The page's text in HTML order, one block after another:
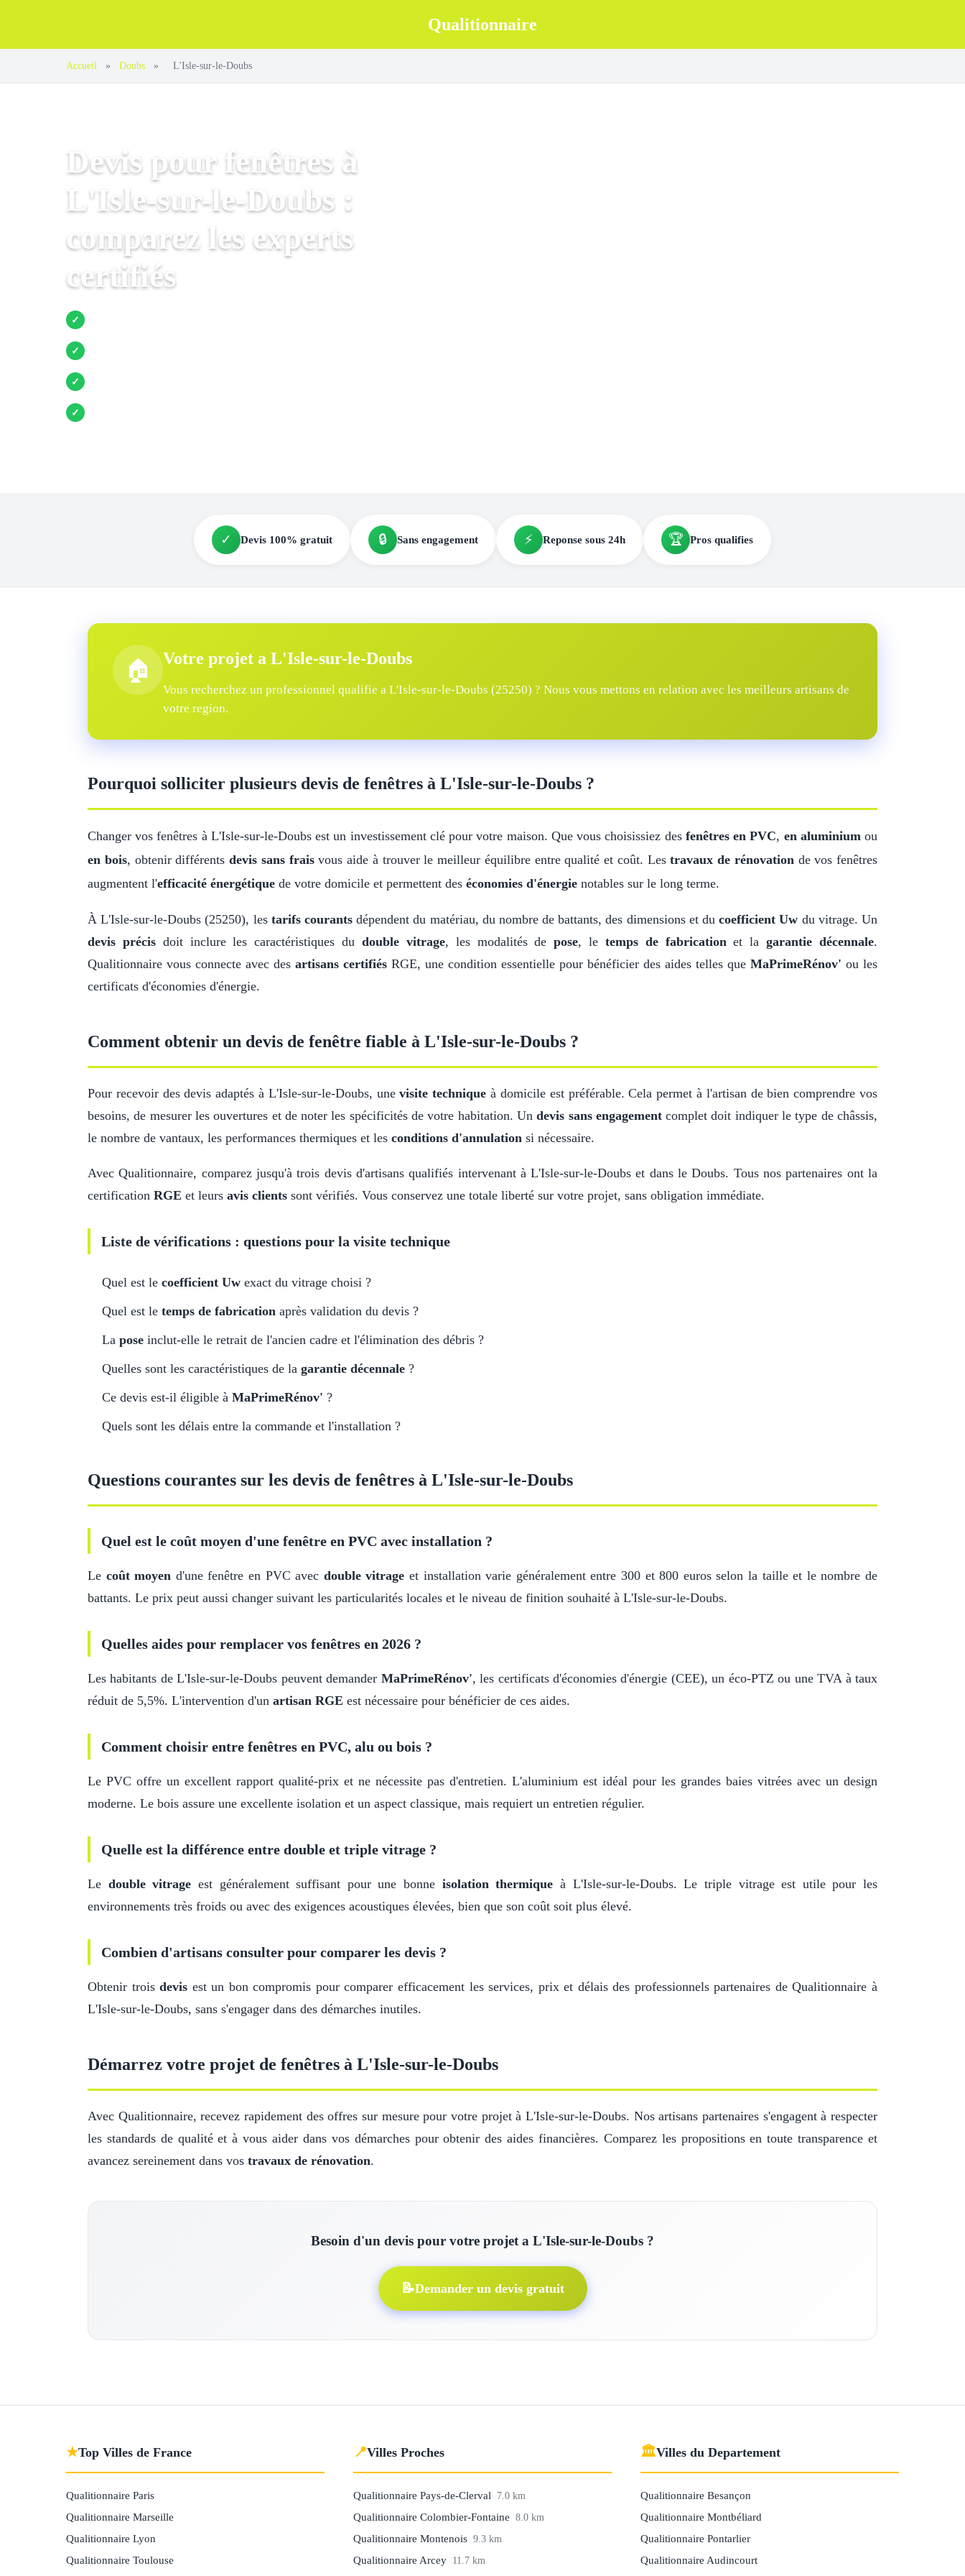
Qualitionnaire
Accueil » Doubs » L'Isle-sur-le-Doubs
Devis pour fenêtres à
L'Isle-sur-le-Doubs :
comparez les experts
certifiés
✓
✓
✓
✓
✓ Devis 100% gratuit 🔒 Sans engagement ⚡ Reponse sous 24h 🏆 Pros qualifies
🏠 Votre projet a L'Isle-sur-le-Doubs
Vous recherchez un professionnel qualifie a L'Isle-sur-le-Doubs (25250) ? Nous vous mettons en relation avec les meilleurs artisans de
votre region.
Pourquoi solliciter plusieurs devis de fenêtres à L'Isle-sur-le-Doubs ?
Changer vos fenêtres à L'Isle-sur-le-Doubs est un investissement clé pour votre maison. Que vous choisissiez des fenêtres en PVC, en aluminiumou
en bois, obtenir différents devis sans fraisvous aide à trouver le meilleur équilibre entre qualité et coût. Lestravaux de rénovationde vos fenêtres
augmentent l'efficacité énergétique de votre domicile et permettent des économies d'énergie notables sur le long terme.
À L'Isle-sur-le-Doubs (25250), les tarifs courantsdépendent du matériau, du nombre de battants, des dimensions et ducoefficient Uw du vitrage. Un
devis précisdoit inclure les caractéristiques du double vitrage, les modalités depose, le temps de fabricationet lagarantie décennale.
Qualitionnaire vous connecte avec des artisans certifiés RGE, une condition essentielle pour bénéficier des aides telles que MaPrimeRénov' ou les
certificats d'économies d'énergie.
Comment obtenir un devis de fenêtre fiable à L'Isle-sur-le-Doubs ?
Pour recevoir des devis adaptés à L'Isle-sur-le-Doubs, unevisite technique à domicile est préférable. Cela permet à l'artisan de bien comprendre vos
besoins, de mesurer les ouvertures et de noter les spécificités de votre habitation. Undevis sans engagementcomplet doit indiquer le type de châssis,
le nombre de vantaux, les performances thermiques et les conditions d'annulation si nécessaire.
Avec Qualitionnaire, comparez jusqu'à trois devis d'artisans qualifiés intervenant à L'Isle-sur-le-Doubs et dans le Doubs. Tous nos partenaires ont la
certification RGE et leurs avis clients sont vérifiés. Vous conservez une totale liberté sur votre projet, sans obligation immédiate.
Liste de vérifications : questions pour la visite technique
Quel est le coefficient Uw exact du vitrage choisi ?
Quel est le temps de fabrication après validation du devis ?
La pose inclut-elle le retrait de l'ancien cadre et l'élimination des débris ?
Quelles sont les caractéristiques de la garantie décennale ?
Ce devis est-il éligible à MaPrimeRénov' ?
Quels sont les délais entre la commande et l'installation ?
Questions courantes sur les devis de fenêtres à L'Isle-sur-le-Doubs
Quel est le coût moyen d'une fenêtre en PVC avec installation ?
Le coût moyen d'une fenêtre en PVC avec double vitrage et installation varie généralement entre 300 et 800 euros selon la taille et le nombre de
battants. Le prix peut aussi changer suivant les particularités locales et le niveau de finition souhaité à L'Isle-sur-le-Doubs.
Quelles aides pour remplacer vos fenêtres en 2026 ?
Les habitants de L'Isle-sur-le-Doubs peuvent demander MaPrimeRénov', les certificats d'économies d'énergie (CEE), un éco-PTZ ou une TVA à taux
réduit de 5,5%. L'intervention d'un artisan RGE est nécessaire pour bénéficier de ces aides.
Comment choisir entre fenêtres en PVC, alu ou bois ?
Le PVC offre un excellent rapport qualité-prix et ne nécessite pas d'entretien. L'aluminium est idéal pour les grandes baies vitrées avec un design
moderne. Le bois assure une excellente isolation et un aspect classique, mais requiert un entretien régulier.
Quelle est la différence entre double et triple vitrage ?
Le double vitrage est généralement suffisant pour une bonne isolation thermique à L'Isle-sur-le-Doubs. Le triple vitrage est utile pour les
environnements très froids ou avec des exigences acoustiques élevées, bien que son coût soit plus élevé.
Combien d'artisans consulter pour comparer les devis ?
Obtenir troisdevis est un bon compromis pour comparer efficacement les services, prix et délais des professionnels partenaires de Qualitionnaire à
L'Isle-sur-le-Doubs, sans s'engager dans des démarches inutiles.
Démarrez votre projet de fenêtres à L'Isle-sur-le-Doubs
Avec Qualitionnaire, recevez rapidement des offres sur mesure pour votre projet à L'Isle-sur-le-Doubs. Nos artisans partenaires s'engagent à respecter
les standards de qualité et à vous aider dans vos démarches pour obtenir des aides financières. Comparez les propositions en toute transparence et
avancez sereinement dans vos travaux de rénovation.
Besoin d'un devis pour votre projet a L'Isle-sur-le-Doubs ?
📝Demander un devis gratuit
★Top Villes de France
Qualitionnaire Paris
Qualitionnaire Marseille
Qualitionnaire Lyon
Qualitionnaire Toulouse
📍Villes Proches
Qualitionnaire Pays-de-Clerval 7.0 km
Qualitionnaire Colombier-Fontaine 8.0 km
Qualitionnaire Montenois 9.3 km
Qualitionnaire Arcey 11.7 km
🏛Villes du Departement
Qualitionnaire Besançon
Qualitionnaire Montbéliard
Qualitionnaire Pontarlier
Qualitionnaire Audincourt